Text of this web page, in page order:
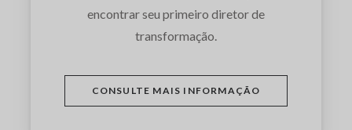
encontrar seu primeiro diretor de
transformação.
CONSULTE MAIS INFORMAÇÃO